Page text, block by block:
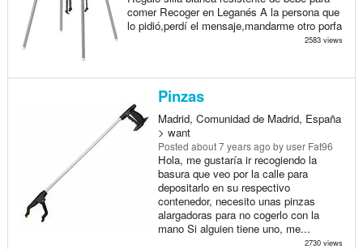
comer Recoger en Leganés A la persona que
lo pidió,perdí el mensaje,mandarme otro porfa
2583 views
Pinzas
Madrid, Comunidad de Madrid, España
> want
Posted about 7 years ago by user Fat96
Hola, me gustaría ir recogiendo la
basura que veo por la calle para
depositarlo en su respectivo
contenedor, necesito unas pinzas
alargadoras para no cogerlo con la
mano Si alguien tiene uno, me...
2730 views